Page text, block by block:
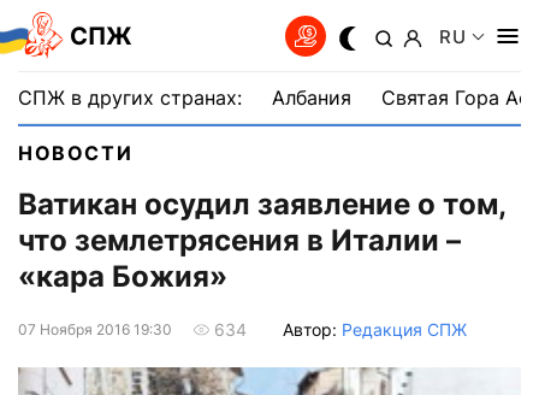
СПЖ RU
СПЖ в других странах: Албания Святая Гора
НОВОСТИ
Ватикан осудил заявление о том,
что землетрясения в Италии –
«кара Божия»
07 Ноября 2016 19:30 634 Автор: Редакция СПЖ